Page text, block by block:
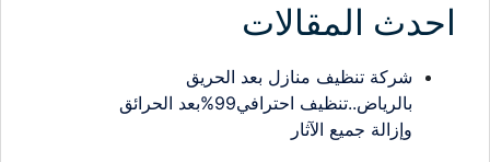
احدث المقالات
شركة تنظيف منازل بعد الحريق
بالرياض..تنظيف احترافي99%بعد الحرائق
وإزالة جميع الآثار